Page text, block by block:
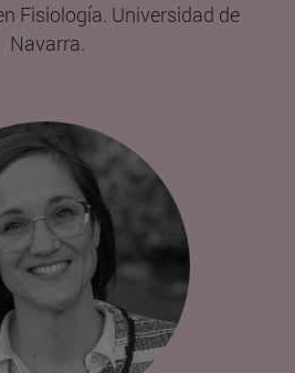
Fisiología. Universidad de
Navarra.